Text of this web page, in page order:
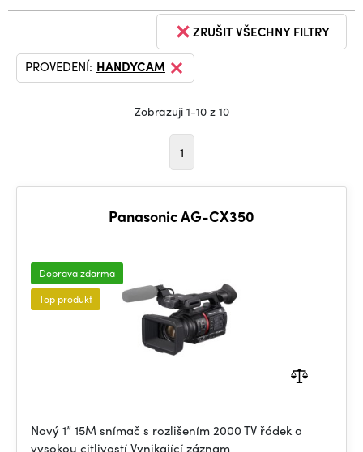
ZRUŠIT VŠECHNY FILTRY
PROVEDENÍ: HANDYCAM
Zobrazuji 1-10 z 10
1
Panasonic AG-CX350
Doprava zdarma
Top produkt
Nový 1” 15M snímač s rozlišením 2000 TV řádek a
vysokou citlivostí Vynikající záznam